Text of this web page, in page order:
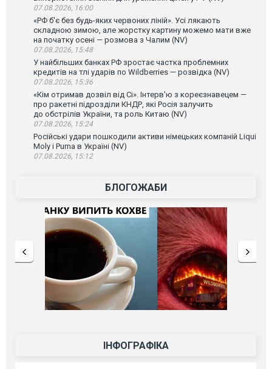
07.08.2026, 16:00
«РФ б'є без будь-яких червоних ліній». Усі лякають
складною зимою, але жорстку картину можемо мати вже
на початку осені — розмова з Чалим (NV)
07.08.2026, 15:48
У найбільших банках РФ зростає частка проблемних
кредитів на тлі ударів по Wildberries — розвідка (NV)
07.08.2026, 15:36
«Кім отримав дозвіл від Сі». Інтерв'ю з кореєзнавецем —
про ракетні підрозділи КНДР, які Росія залучить
до обстрілів України, та роль Китаю (NV)
07.08.2026, 15:24
Російські удари пошкодили активи німецьких компаній Liqui
Moly і Puma в Україні (NV)
07.08.2026, 15:12
БЛОГОЖАБИ
ІНФОГРАФІКА